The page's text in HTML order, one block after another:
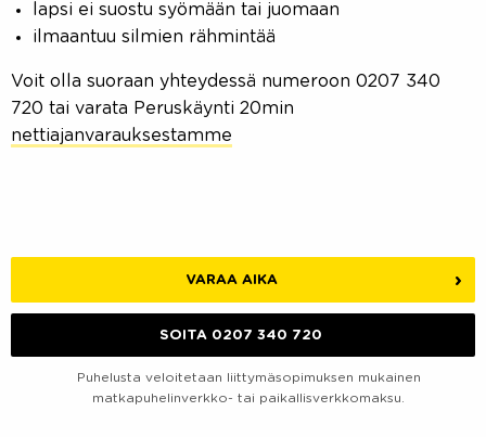
lapsi ei suostu syömään tai juomaan
ilmaantuu silmien rähmintää
Voit olla suoraan yhteydessä numeroon 0207 340
720 tai varata Peruskäynti 20min
nettiajanvarauksestamme
VARAA AIKA
SOITA 0207 340 720
Puhelusta veloitetaan liittymäsopimuksen mukainen
matkapuhelinverkko- tai paikallisverkkomaksu.